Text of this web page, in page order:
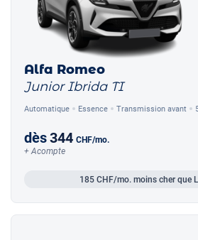
Alfa Romeo
Junior Ibrida TI
Automatique Essence Transmission avant
dès344 CHF/mo.
+ Acompte
185 CHF/mo. moins cher que